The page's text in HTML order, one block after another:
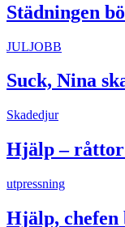
Städningen
JULJOBB
Suck, Nina
Skadedjur
Hjälp –
utpressning
Hjälp, chefen